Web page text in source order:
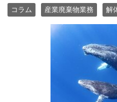
コラム 産業廃棄物業務 解